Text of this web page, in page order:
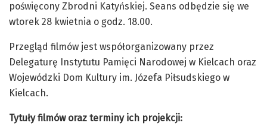
poświęcony Zbrodni Katyńskiej. Seans odbędzie się we
wtorek 28 kwietnia o godz. 18.00.
Przegląd filmów jest współorganizowany przez
Delegaturę Instytutu Pamięci Narodowej w Kielcach oraz
Wojewódzki Dom Kultury im. Józefa Piłsudskiego w
Kielcach.
Tytuły filmów oraz terminy ich projekcji: